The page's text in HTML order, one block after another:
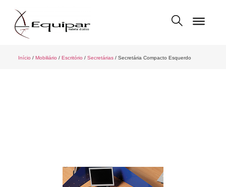
Início / Mobiliário / Escritório / Secretárias/ Secretária Compacto Esquerdo